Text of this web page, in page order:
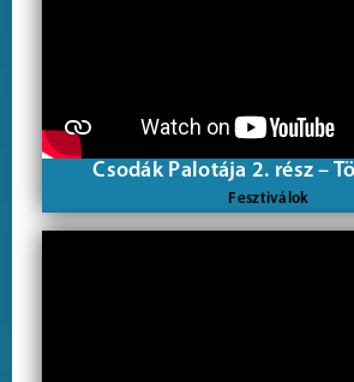
Csodák Palotája 2. rész –
Fesztiválok